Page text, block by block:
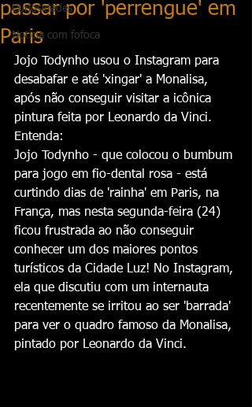
Curiosidades
Notícia com fofoca
passar por 'perrengue' em
Paris
Jojo Todynho usou o Instagram para
desabafar e até 'xingar' a Monalisa,
após não conseguir visitar a icônica
pintura feita por Leonardo da Vinci.
Entenda:
Jojo Todynho - que colocou o bumbum
para jogo em fio-dental rosa - está
curtindo dias de 'rainha' em Paris, na
França, mas nesta segunda-feira (24)
ficou frustrada ao não conseguir
conhecer um dos maiores pontos
turísticos da Cidade Luz! No Instagram,
ela que discutiu com um internauta
recentemente se irritou ao ser 'barrada'
para ver o quadro famoso da Monalisa,
pintado por Leonardo da Vinci.